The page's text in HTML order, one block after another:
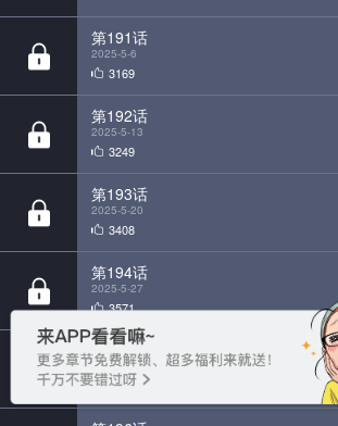
第192话
2025-5-13
3249
第193话
2025-5-20
3408
第194话
2025-5-27
3571
第195话
2025-6-3
2996
第196话
2025-6-10
3226